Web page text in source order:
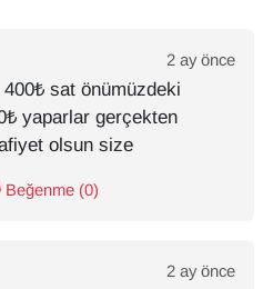
2 ay önce
sat önümüzdeki
yaparlar gerçekten
olsun size
Beğenme (0)
2 ay önce